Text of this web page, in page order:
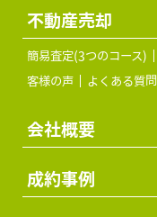
不動産売却
簡易査定(3つのコース)
客様の声
よくある質問
会社概要
成約事例